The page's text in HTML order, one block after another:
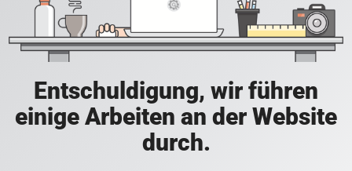
Entschuldigung, wir führen
einige Arbeiten an der Website
durch.